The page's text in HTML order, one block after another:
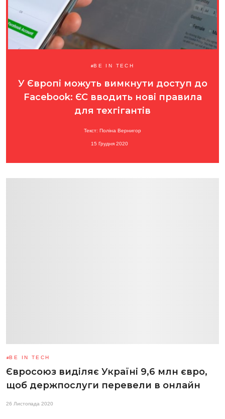
BE IN TECH
У Європі можуть вимкнути доступ до
Facebook: ЄС вводить нові правила
для техгігантів
Текст: Поліна Вернигор
15 Грудня 2020
BE IN TECH
Євросоюз виділяє Україні 9,6 млн євро,
щоб держпослуги перевели в онлайн
26 Листопада 2020